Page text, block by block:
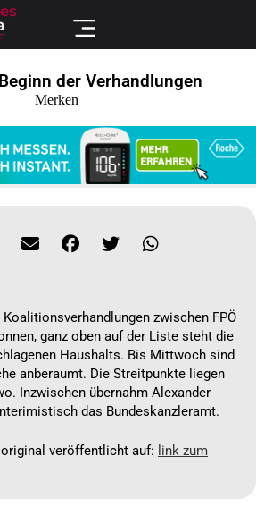
der Verhandlungen
Merken
zwischen FPÖ
ganz oben auf der Liste steht die
Haushalts. Bis Mittwoch sind
anberaumt. Die Streitpunkte liegen
Inzwischen übernahm Alexander
das Bundeskanzleramt.
veröffentlicht auf: link zum